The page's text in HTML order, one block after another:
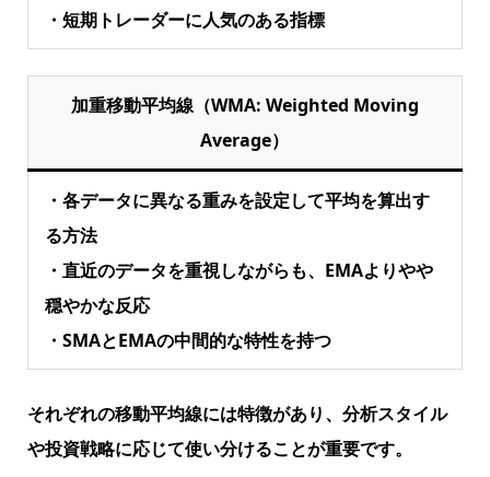
・短期トレーダーに人気のある指標
加重移動平均線（WMA: Weighted Moving
Average）
・各データに異なる重みを設定して平均を算出す
る方法
・直近のデータを重視しながらも、EMAよりやや
穏やかな反応
・SMAとEMAの中間的な特性を持つ
それぞれの移動平均線には特徴があり、分析スタイル
や投資戦略に応じて使い分けることが重要です。